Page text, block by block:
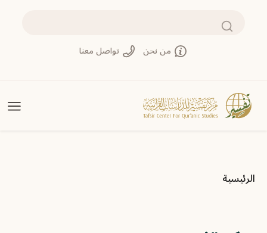
بحث
من نحن تواصل معنا
مسار التنقل
الرئيسية